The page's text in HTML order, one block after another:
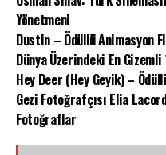
Yönetmeni
Dustin – Ödüllü Animasyon
Dünya Üzerindeki En Gizemli
Hey Deer (Hey Geyik) –
Gezi Fotoğrafçısı Elia
Fotoğraflar